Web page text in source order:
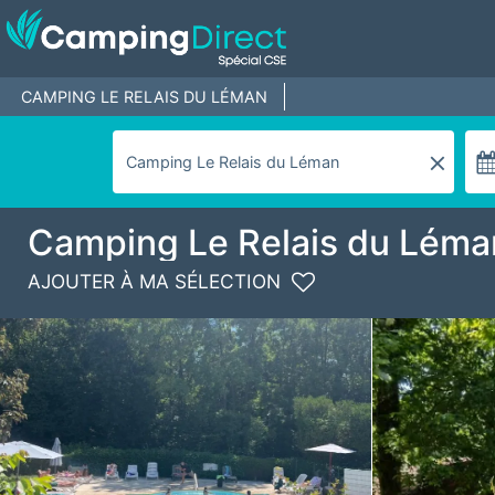
CAMPING LE RELAIS DU LÉMAN
Camping Le Relais du
AJOUTER À MA SÉLECTION